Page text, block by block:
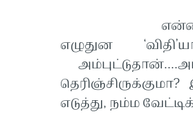
எழுதுன
எடுத்து, நம்ம